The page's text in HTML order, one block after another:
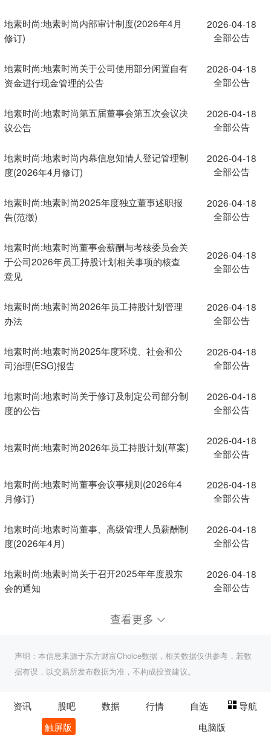
地素时尚:地素时尚内部审计制度(2026年4月
修订)
2026-04-18
全部公告
地素时尚:地素时尚关于公司使用部分闲置自有
资金进行现金管理的公告
2026-04-18
全部公告
地素时尚:地素时尚第五届董事会第五次会议决
议公告
2026-04-18
全部公告
地素时尚:地素时尚内幕信息知情人登记管理制
度(2026年4月修订)
2026-04-18
全部公告
地素时尚:地素时尚2025年度独立董事述职报
告(范徵)
2026-04-18
全部公告
地素时尚:地素时尚董事会薪酬与考核委员会关
于公司2026年员工持股计划相关事项的核查
意见
2026-04-18
全部公告
地素时尚:地素时尚2026年员工持股计划管理
办法
2026-04-18
全部公告
地素时尚:地素时尚2025年度环境、社会和公
司治理(ESG)报告
2026-04-18
全部公告
地素时尚:地素时尚关于修订及制定公司部分制
度的公告
2026-04-18
全部公告
地素时尚:地素时尚2026年员工持股计划(草案)
2026-04-18
全部公告
地素时尚:地素时尚董事会议事规则(2026年4
月修订)
2026-04-18
全部公告
地素时尚:地素时尚董事、高级管理人员薪酬制
度(2026年4月)
2026-04-18
全部公告
地素时尚:地素时尚关于召开2025年年度股东
会的通知
2026-04-18
全部公告
查看更多
声明：本信息来源于东方财富Choice数据，相关数据仅供参考，若数
据有误，以交易所发布数据为准，不构成投资建议。
资讯 股吧 数据 行情 自选
导航
触屏版
电脑版